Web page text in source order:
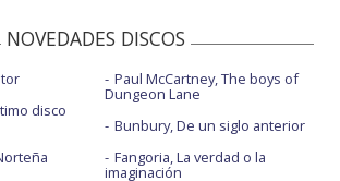
NOVEDADES DISCOS
disco
Paul McCartney, The boys of
Dungeon Lane
Bunbury, De un siglo anterior
Fangoria, La verdad o la
imaginación